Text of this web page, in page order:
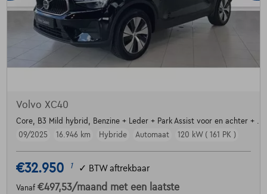
Volvo XC40
Core, B3 Mild hybrid, Benzine + Leder + Park Assist voor en achter + ....
09/2025
16.946 km Hybride Automaat 120 kW ( 161 PK )
€32.950 1 ✓ BTW aftrekbaar
Vanaf €497,53/maand met een laatste